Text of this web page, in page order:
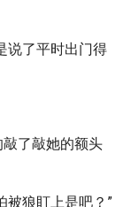
说了平时出门得
了敲她的额头
被狼盯上是吧？”